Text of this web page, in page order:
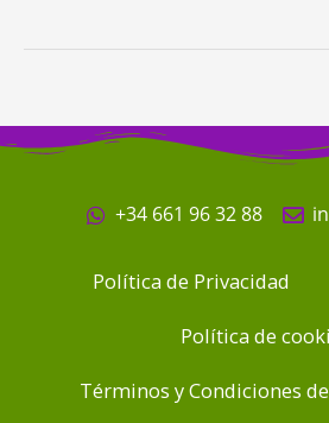
+34 661 96 32 88
Política de Privacidad
Política de
Términos y Condiciones